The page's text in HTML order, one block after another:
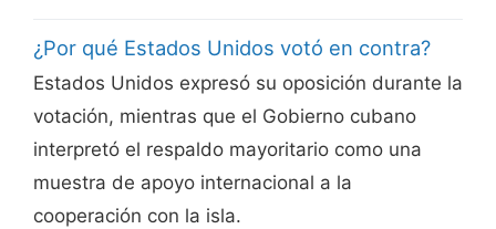
¿Por qué Estados Unidos votó en contra?
Estados Unidos expresó su oposición durante la
votación, mientras que el Gobierno cubano
interpretó el respaldo mayoritario como una
muestra de apoyo internacional a la
cooperación con la isla.